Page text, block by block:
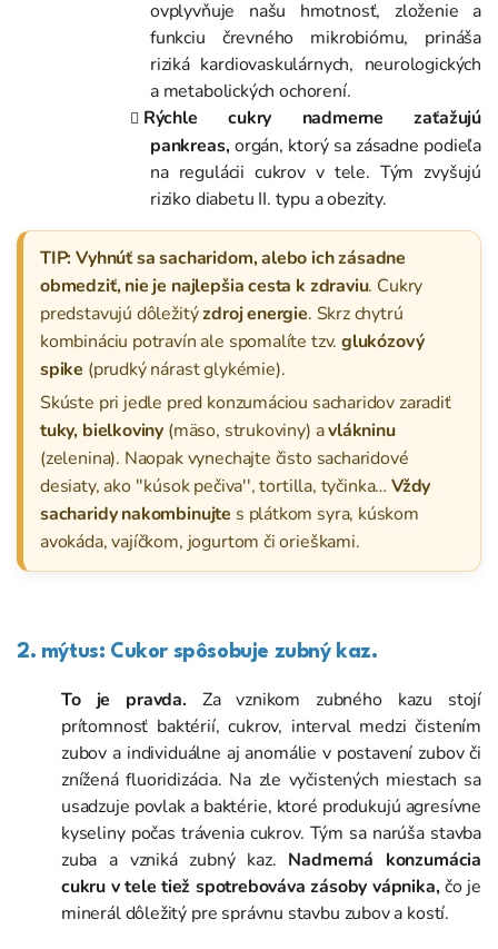
ovplyvňuje našu hmotnosť, zloženie a
funkciu črevného mikrobiómu, prináša
riziká kardiovaskulárnych, neurologických
a metabolických ochorení.
Rýchle cukry nadmerne zaťažujú
pankreas,orgán, ktorý sa zásadne podieľa
na regulácii cukrov v tele. Tým zvyšujú
riziko diabetu II. typu a obezity.
TIP:Vyhnúť sa sacharidom, alebo ich zásadne
obmedziť, nie je najlepšia cesta k zdraviu. Cukry
predstavujú dôležitýzdroj energie. Skrz chytrú
kombináciu potravín ale spomalíte tzv. glukózový
spike (prudký nárast glykémie).
Skúste pri jedle pred konzumáciou sacharidov zaradiť
tuky, bielkoviny (mäso, strukoviny) avlákninu
(zelenina). Naopak vynechajte čisto sacharidové
desiaty, ako ''kúsok pečiva'', tortilla, tyčinka…Vždy
sacharidy nakombinujte s plátkom syra, kúskom
avokáda, vajíčkom, jogurtom či orieškami.
2. mýtus: Cukor spôsobuje zubný kaz.
To je pravda. Za vznikom zubného kazu stojí
prítomnosť baktérií, cukrov, interval medzi čistením
zubov a individuálne aj anomálie v postavení zubov či
znížená fluoridizácia. Na zle vyčistených miestach sa
usadzuje povlak a baktérie, ktoré produkujú agresívne
kyseliny počas trávenia cukrov. Tým sa narúša stavba
zuba a vzniká zubný kaz. Nadmerná konzumácia
cukru v tele tiež spotrebováva zásoby vápnika,čo je
minerál dôležitý pre správnu stavbu zubov a kostí.